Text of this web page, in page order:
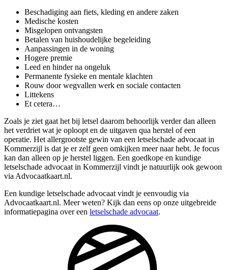
Beschadiging aan fiets, kleding en andere zaken
Medische kosten
Misgelopen ontvangsten
Betalen van huishoudelijke begeleiding
Aanpassingen in de woning
Hogere premie
Leed en hinder na ongeluk
Permanente fysieke en mentale klachten
Rouw door wegvallen werk en sociale contacten
Littekens
Et cetera…
Zoals je ziet gaat het bij letsel daarom behoorlijk verder dan alleen
het verdriet wat je oploopt en de uitgaven qua herstel of een
operatie. Het allergrootste gewin van een letselschade advocaat in
Kommerzijl is dat je er zelf geen omkijken meer naar hebt. Je focus
kan dan alleen op je herstel liggen. Een goedkope en kundige
letselschade advocaat in Kommerzijl vindt je natuurlijk ook gewoon
via Advocaatkaart.nl.
Een kundige letselschade advocaat vindt je eenvoudig via
Advocaatkaart.nl. Meer weten? Kijk dan eens op onze uitgebreide
informatiepagina over een letselschade advocaat.